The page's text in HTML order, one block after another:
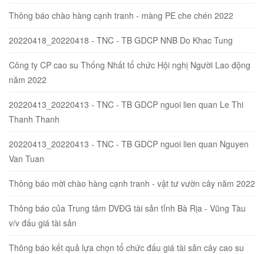
Thông báo chào hàng cạnh tranh - màng PE che chén 2022
20220418_20220418 - TNC - TB GDCP NNB Do Khac Tung
Công ty CP cao su Thống Nhất tổ chức Hội nghị Người Lao động
năm 2022
20220413_20220413 - TNC - TB GDCP nguoi lien quan Le Thi
Thanh Thanh
20220413_20220413 - TNC - TB GDCP nguoi lien quan Nguyen
Van Tuan
Thông báo mời chào hàng cạnh tranh - vật tư vườn cây năm 2022
Thông báo của Trung tâm DVĐG tài sản tỉnh Bà Rịa - Vũng Tàu
v/v đấu giá tài sản
Thông báo kết quả lựa chọn tổ chức đấu giá tài sản cây cao su